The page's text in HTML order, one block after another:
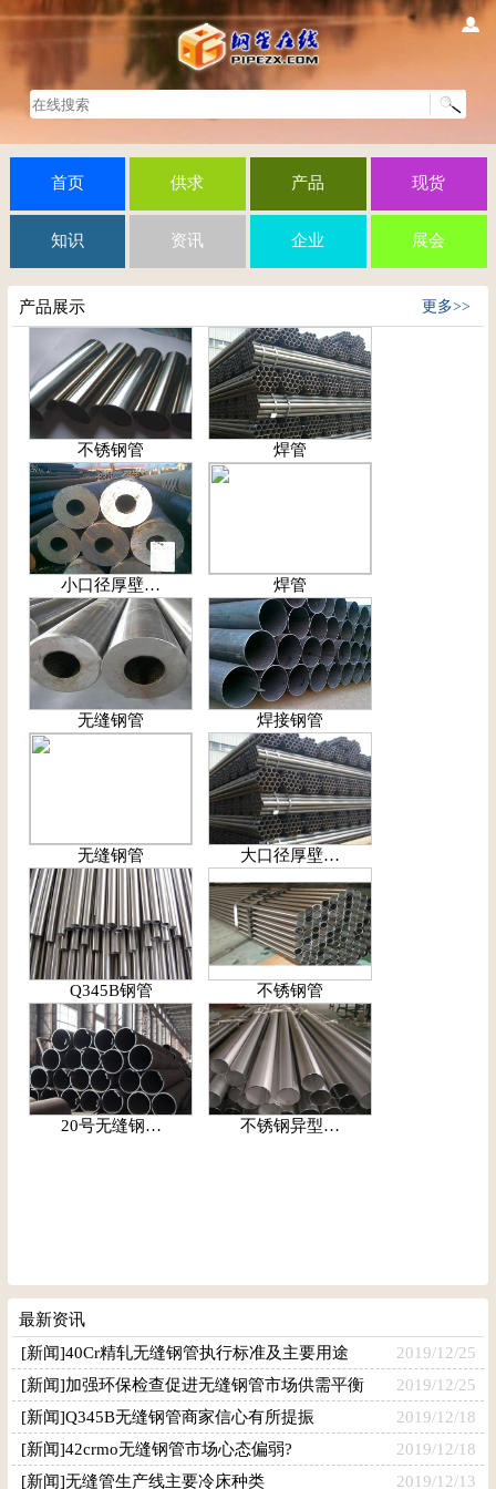
首页 供求 产品 现货
知识 资讯 企业 展会
产品展示 更多>>
不锈钢管 焊管
小口径厚壁… 焊管
无缝钢管 焊接钢管
无缝钢管 大口径厚壁…
Q345B钢管 不锈钢管
20号无缝钢… 不锈钢异型…
最新资讯
[新闻]40Cr精轧无缝钢管执行标准及主要用途
2019/12/25
[新闻]加强环保检查促进无缝钢管市场供需平衡
2019/12/25
[新闻]Q345B无缝钢管商家信心有所提振
2019/12/18
[新闻]42crmo无缝钢管市场心态偏弱?
2019/12/18
[新闻]无缝管生产线主要冷床种类
2019/12/13